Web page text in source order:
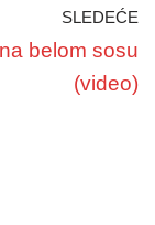
SLEDEĆE
belom sosu
(video)